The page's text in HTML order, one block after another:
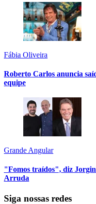
Fábia Oliveira
Roberto Carlos anuncia
equipe
Grande Angular
"Fomos traídos", diz
Arruda
Siga nossas redes